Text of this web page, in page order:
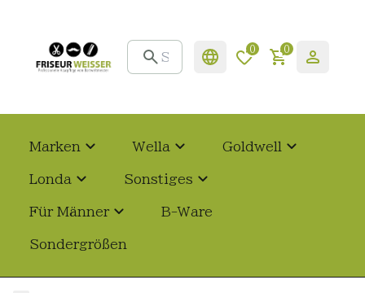
0 0
Marken Wella Goldwell
Londa Sonstiges
Für Männer B-Ware
Sondergrößen